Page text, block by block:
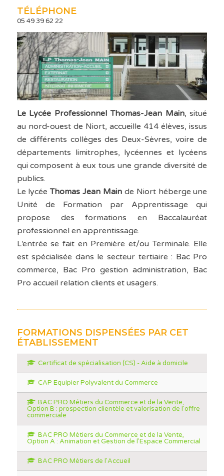
TÉLÉPHONE
05 49 39 62 22
Le Lycée Professionnel Thomas-Jean Main, situé
au nord-ouest de Niort, accueille 414 élèves, issus
de différents collèges des Deux-Sèvres, voire de
départements limitrophes, lycéennes et lycéens
qui composent à eux tous une grande diversité de
publics.
Le lycéeThomas Jean Main de Niort héberge une
Unité de Formation par Apprentissage qui
propose des formations en Baccalauréat
professionnel en apprentissage.
L’entrée se fait en Première et/ou Terminale. Elle
est spécialisée dans le secteur tertiaire : Bac Pro
commerce, Bac Pro gestion administration, Bac
Pro accueil relation clients et usagers.
FORMATIONS DISPENSÉES PAR CET
ÉTABLISSEMENT
Certificat de spécialisation (CS) - Aide à domicile
CAP Equipier Polyvalent du Commerce
BAC PRO Métiers du Commerce et de la Vente,
Option B : prospection clientèle et valorisation de l'offre
commerciale
BAC PRO Métiers du Commerce et de la Vente,
Option A : Animation et Gestion de l'Espace Commercial
BAC PRO Métiers de l'Accueil